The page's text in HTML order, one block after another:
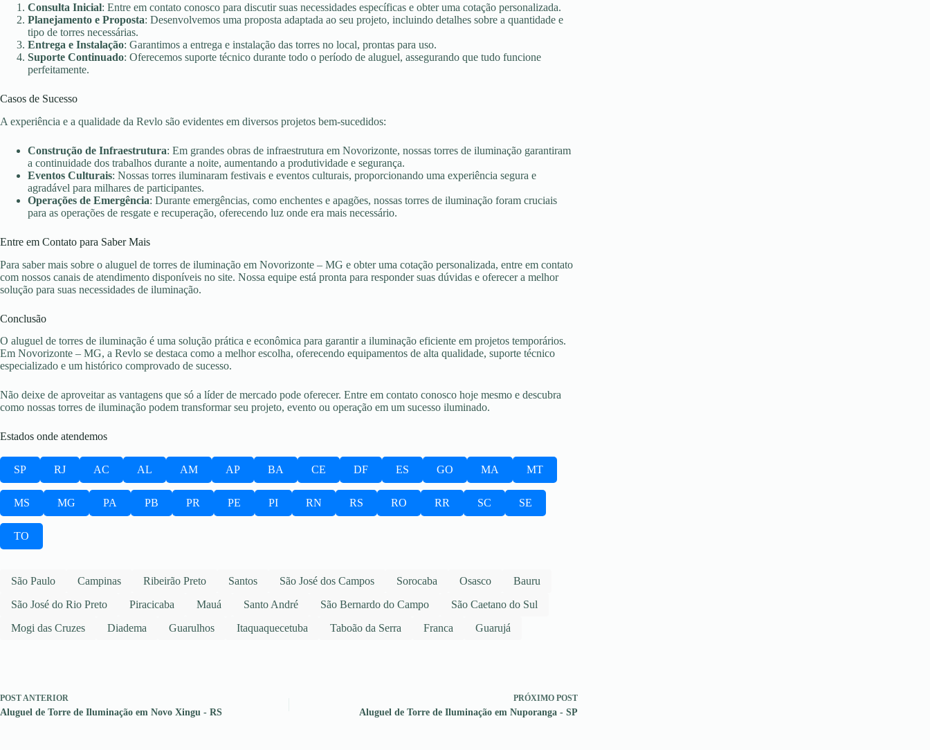
Consulta Inicial: Entre em contato conosco para discutir suas necessidades específicas e obter uma cotação personalizada.
Planejamento e Proposta: Desenvolvemos uma proposta adaptada ao seu projeto, incluindo detalhes sobre a quantidade e
tipo de torres necessárias.
Entrega e Instalação: Garantimos a entrega e instalação das torres no local, prontas para uso.
Suporte Continuado: Oferecemos suporte técnico durante todo o período de aluguel, assegurando que tudo funcione
perfeitamente.
Casos de Sucesso
A experiência e a qualidade da Revlo são evidentes em diversos projetos bem-sucedidos:
Construção de Infraestrutura: Em grandes obras de infraestrutura em Novorizonte, nossas torres de iluminação garantiram
a continuidade dos trabalhos durante a noite, aumentando a produtividade e segurança.
Eventos Culturais: Nossas torres iluminaram festivais e eventos culturais, proporcionando uma experiência segura e
agradável para milhares de participantes.
Operações de Emergência: Durante emergências, como enchentes e apagões, nossas torres de iluminação foram cruciais
para as operações de resgate e recuperação, oferecendo luz onde era mais necessário.
Entre em Contato para Saber Mais
Para saber mais sobre o aluguel de torres de iluminação em Novorizonte – MG e obter uma cotação personalizada, entre em contato
com nossos canais de atendimento disponíveis no site. Nossa equipe está pronta para responder suas dúvidas e oferecer a melhor
solução para suas necessidades de iluminação.
Conclusão
O aluguel de torres de iluminação é uma solução prática e econômica para garantir a iluminação eficiente em projetos temporários.
Em Novorizonte – MG, a Revlo se destaca como a melhor escolha, oferecendo equipamentos de alta qualidade, suporte técnico
especializado e um histórico comprovado de sucesso.
Não deixe de aproveitar as vantagens que só a líder de mercado pode oferecer. Entre em contato conosco hoje mesmo e descubra
como nossas torres de iluminação podem transformar seu projeto, evento ou operação em um sucesso iluminado.
Estados onde atendemos
SP RJ AC AL AM AP BA CE DF ES GO MA MT
MS MG PA PB PR PE PI RN RS RO RR SC SE
TO
São Paulo Campinas Ribeirão Preto Santos São José dos Campos Sorocaba Osasco
Bauru
São José do Rio Preto
Piracicaba Mauá Santo André São Bernardo do Campo
São Caetano do Sul
Mogi das Cruzes
Diadema Guarulhos Itaquaquecetuba Taboão da Serra Franca Guarujá
POSTANTERIOR
Aluguel de Torre de Iluminação em Novo Xingu - RS
PRÓXIMO POST
Aluguel de Torre de Iluminação em Nuporanga - SP